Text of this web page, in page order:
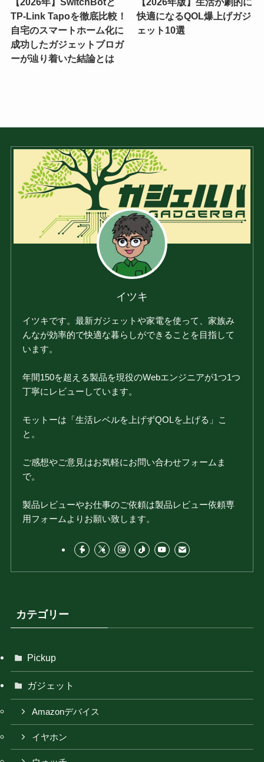
TP-Link Tapoを徹底比較！
自宅のスマートホーム化に
成功したガジェットブロガ
ーが辿り着いた結論とは
快適になるQOL爆上げガジ
ェット10選
イツキ
イツキです。最新ガジェットや家電を使って、家族み
んなが効率的で快適な暮らしができることを目指して
います。
年間150を超える製品を現役のWebエンジニアが1つ1つ
丁寧にレビューしています。
モットーは「生活レベルを上げずQOLを上げる」こ
と。
ご感想やご意見はお気軽にお問い合わせフォームま
で。
製品レビューやお仕事のご依頼は製品レビュー依頼専
用フォームよりお願い致します。
カテゴリー
Pickup
ガジェット
Amazonデバイス
イヤホン